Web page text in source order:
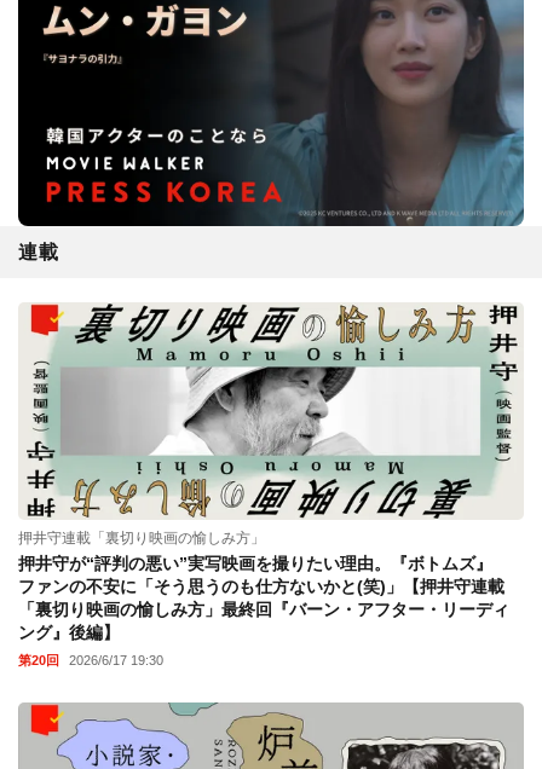
連載
押井守連載「裏切り映画の愉しみ方」
押井守が“評判の悪い”実写映画を撮りたい理由。『ボトムズ』
ファンの不安に「そう思うのも仕方ないかと(笑)」【押井守連載
「裏切り映画の愉しみ方」最終回『バーン・アフター・リーディ
ング』後編】
第20回 2026/6/17 19:30